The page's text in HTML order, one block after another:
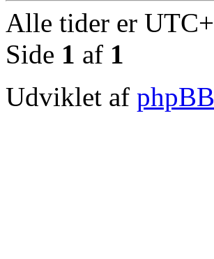
Alle tider er
Side 1 af 1
Udviklet af phpBB